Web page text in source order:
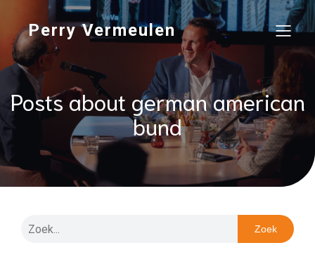
Perry Vermeulen
Posts about german american
bund
Zoek